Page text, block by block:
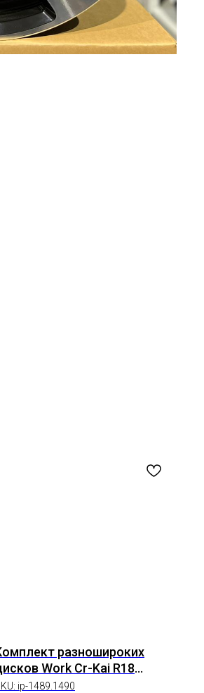
разношироких
Work Cr-Kai R18
9.5j 35/30 5*114.3 (ip-
ip-1489.1490